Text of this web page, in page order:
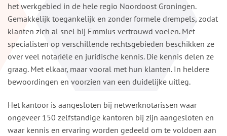
het werkgebied in de hele regio Noordoost Groningen.
Gemakkelijk toegankelijk en zonder formele drempels, zodat
klanten zich al snel bij Emmius vertrouwd voelen. Met
specialisten op verschillende rechtsgebieden beschikken ze
over veel notariële en juridische kennis. Die kennis delen ze
graag. Met elkaar, maar vooral met hun klanten. In heldere
bewoordingen en voorzien van een duidelijke uitleg.
Het kantoor is aangesloten bij netwerknotarissen waar
ongeveer 150 zelfstandige kantoren bij zijn aangesloten en
waar kennis en ervaring worden gedeeld om te voldoen aan